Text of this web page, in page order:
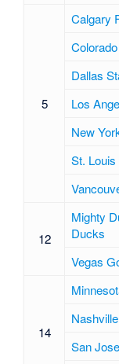
5
Calgary
Dallas
Los
New
St. Louis
12
Mighty
Ducks
Vegas
14
San